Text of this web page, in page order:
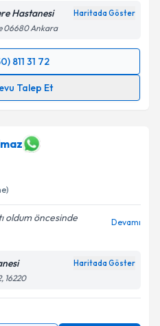
Hastanesi Haritada Göster
06680 Ankara
811 31 72
Talep Et
posta ile bilgilendireceğiz.
ilişkin
kabul ediyorum.
oldum öncesinde
Devamı
Haritada Göster
16220